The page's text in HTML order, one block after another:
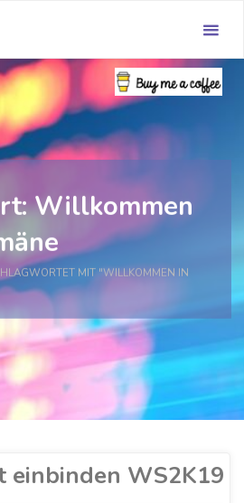
Willkommen
MIT "WILLKOMMEN IN
WS2K19